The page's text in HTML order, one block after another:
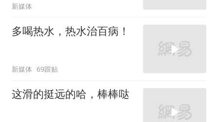
新媒体
多喝热水，热水治百病！
新媒体 69跟贴
这滑的挺远的哈，棒棒哒